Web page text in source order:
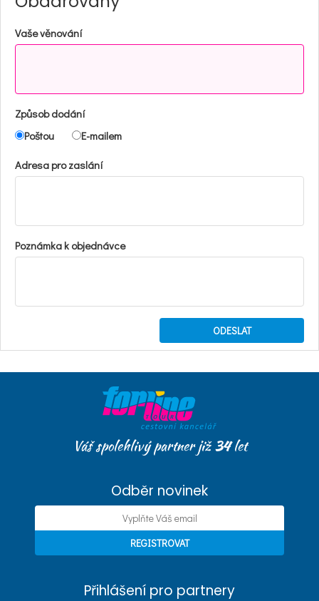
Vaše věnování
Způsob dodání
Poštou
E-mailem
Adresa pro zaslání
Poznámka k objednávce
Váš spolehlivý partner již34let
Odběr novinek
Přihlášení pro partnery